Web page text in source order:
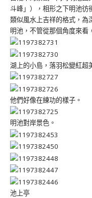
斗峰」），相形之下明池
類似風水上吉祥的格式，為
明池，不管從那個角度來看
湖上的小島，落羽松變紅超
他們好像在練功的樣子。
明池對岸景色。
池上亭